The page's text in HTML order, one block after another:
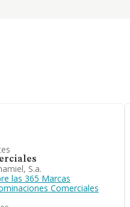
S.a.
las 365 Marcas
Comerciales